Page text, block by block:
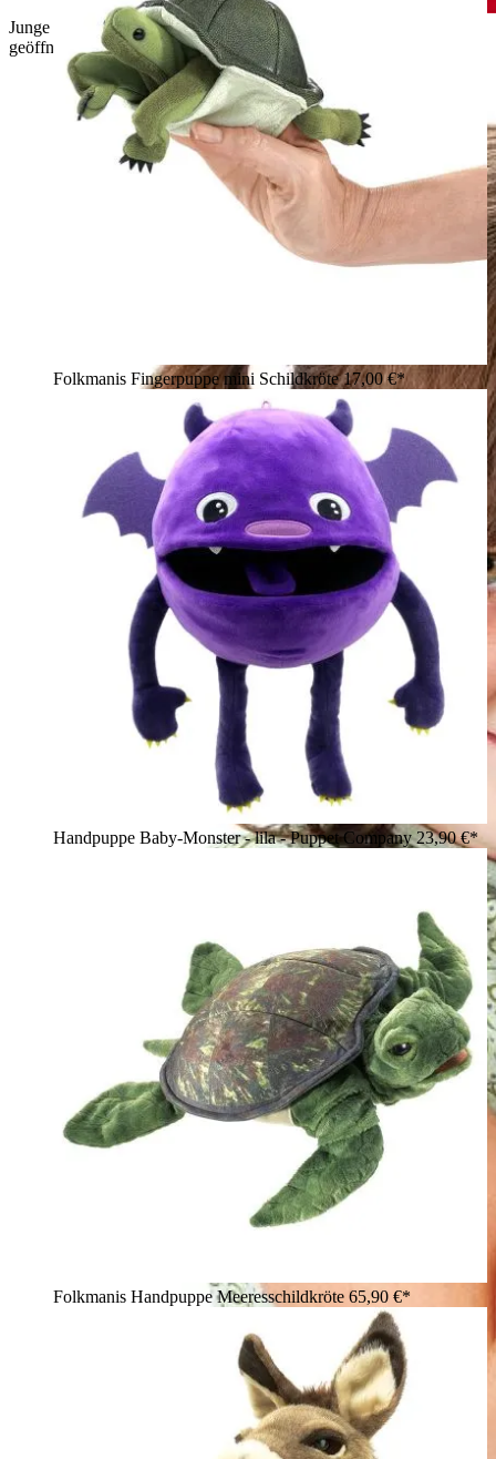
Junge hält Folkmanis Handpuppe kleine Schildkröte mit
geöffnetem Maul auf der Hand und lacht sie an
Folkmanis Fingerpuppe mini Schildkröte17,00 €*
Handpuppe Baby-Monster - lila - Puppet Company23,90 €*
Folkmanis Handpuppe Meeresschildkröte 65,90 €*